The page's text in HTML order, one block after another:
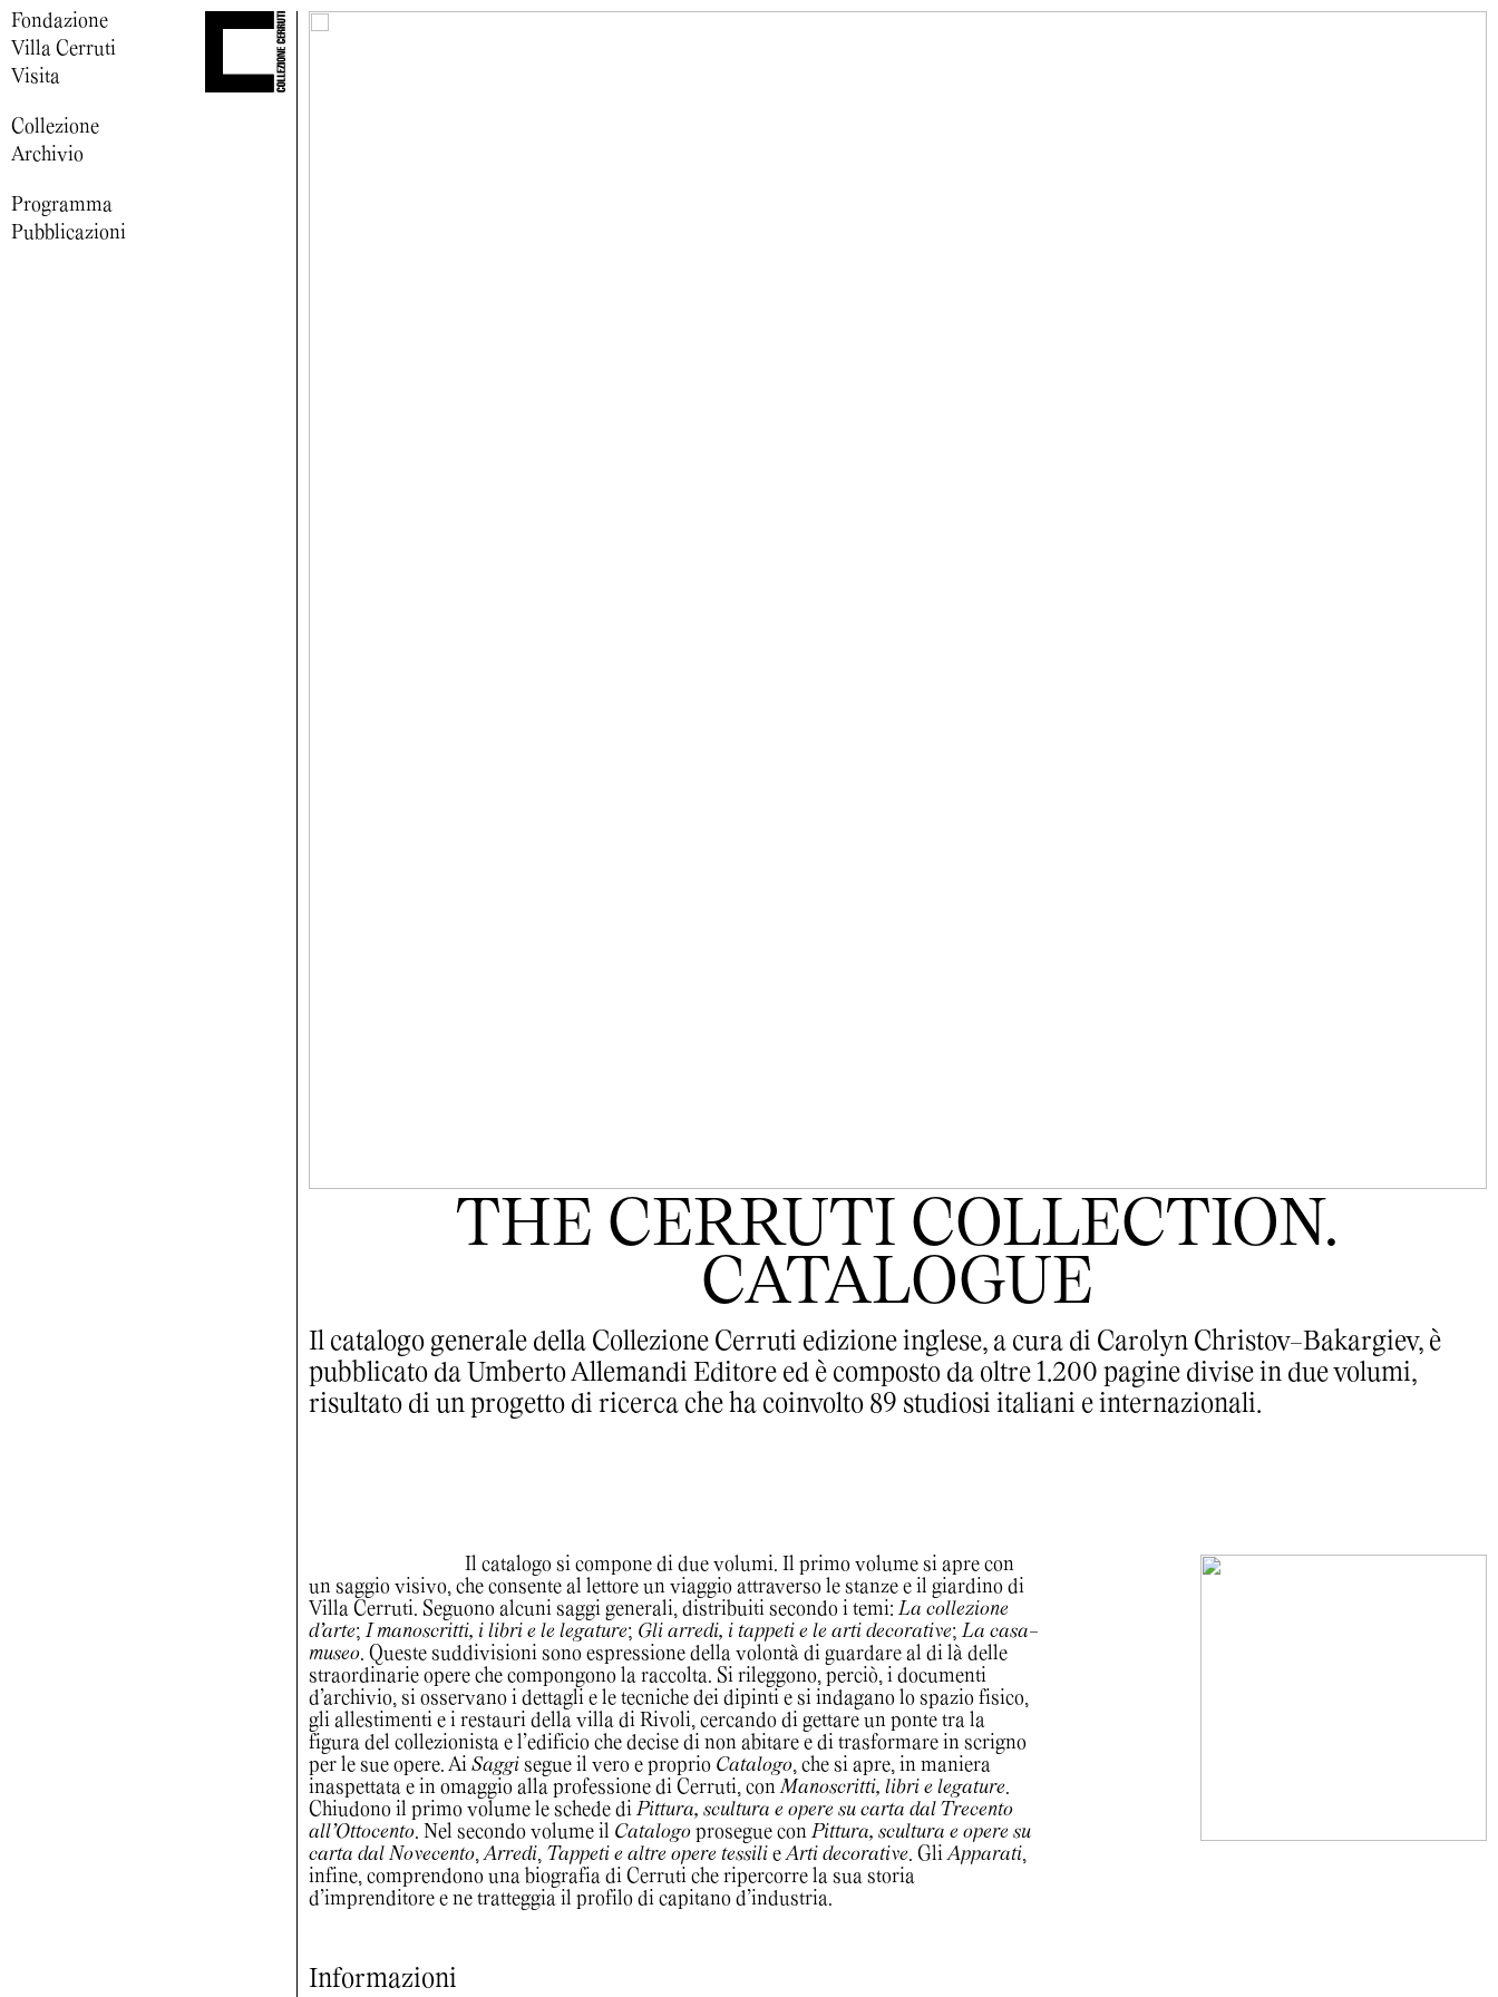
Fondazione
Villa Cerruti
Visita
Collezione
Archivio
Programma
Pubblicazioni
THE CERRUTI COLLECTION.
CATALOGUE
Il catalogo generale della Collezione Cerruti edizione inglese, a cura di Carolyn Christov-Bakargiev, è
pubblicato da Umberto Allemandi Editore ed è composto da oltre 1.200 pagine divise in due volumi,
risultato di un progetto di ricerca che ha coinvolto 89 studiosi italiani e internazionali.
Il catalogo si compone di due volumi. Il primo volume si apre con
un saggio visivo, che consente al lettore un viaggio attraverso le stanze e il giardino di
Villa Cerruti. Seguono alcuni saggi generali, distribuiti secondo i temi:La collezione
d’arte;I manoscritti, i libri e le legature; Gli arredi, i tappeti e le arti decorative;La casa-
museo. Queste suddivisioni sono espressione della volontà di guardare al di là delle
straordinarie opere che compongono la raccolta. Si rileggono, perciò, i documenti
d’archivio, si osservano i dettagli e le tecniche dei dipinti e si indagano lo spazio fisico,
gli allestimenti e i restauri della villa di Rivoli, cercando di gettare un ponte tra la
figura del collezionista e l’edificio che decise di non abitare e di trasformare in scrigno
per le sue opere. Ai Saggisegue il vero e proprio Catalogo, che si apre, in maniera
inaspettata e in omaggio alla professione di Cerruti, conManoscritti, libri e legature.
Chiudono il primo volume le schede diPittura, scultura e opere su carta dal Trecento
all’Ottocento. Nel secondo volume il Catalogoprosegue conPittura, scultura e opere su
carta dal Novecento,Arredi, Tappeti e altre opere tessilieArti decorative. GliApparati,
infine, comprendono una biografia di Cerruti che ripercorre la sua storia
d’imprenditore e ne tratteggia il profilo di capitano d’industria.
Informazioni